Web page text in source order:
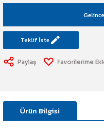
Etiketi
& Barikat ve Toprakaltı
Teklif İste
Paylaş
Ürün Bilgisi